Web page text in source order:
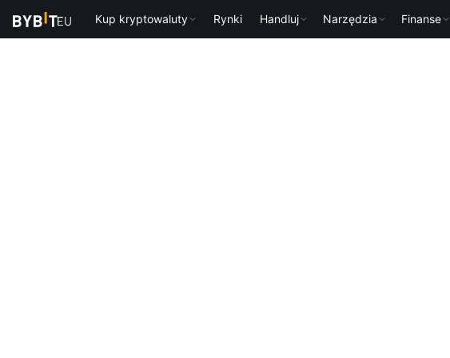
Kup kryptowaluty Rynki Handluj Narzędzia Finanse